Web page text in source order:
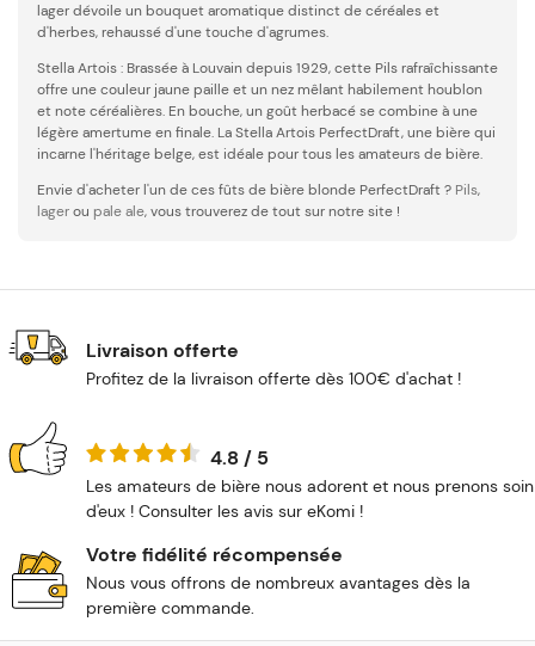
lager dévoile un bouquet aromatique distinct de céréales et
d'herbes, rehaussé d'une touche d'agrumes.
Stella Artois : Brassée à Louvain depuis 1929, cette Pils rafraîchissante
offre une couleur jaune paille et un nez mêlant habilement houblon
et note céréalières. En bouche, un goût herbacé se combine à une
légère amertume en finale. La Stella Artois PerfectDraft, une bière qui
incarne l'héritage belge, est idéale pour tous les amateurs de bière.
Envie d'acheter l'un de ces fûts de bière blonde PerfectDraft ? Pils,
lagerou pale ale, vous trouverez de tout sur notre site !
Livraison offerte
Profitez de la livraison offerte dès 100€ d'achat !
4.8 / 5
Les amateurs de bière nous adorent et nous prenons soin
d'eux ! Consulter les avis sur eKomi !
Votre fidélité récompensée
Nous vous offrons de nombreux avantages dès la
première commande.